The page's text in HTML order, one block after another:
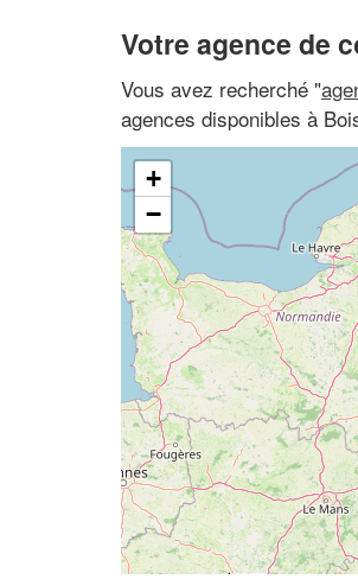
Votre agence de
Vous avez recherché "
agences disponibles à
+
−